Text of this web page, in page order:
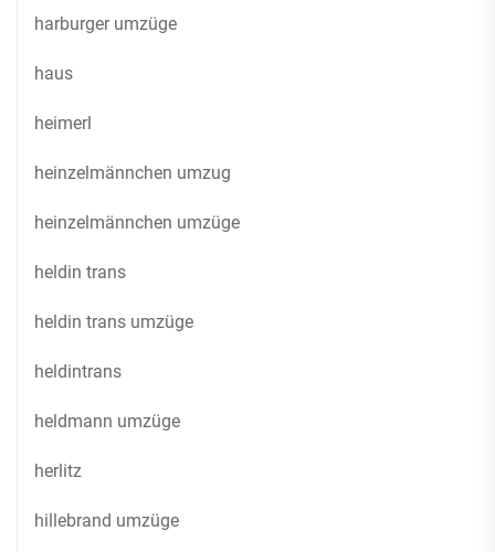
harburger umzüge
haus
heimerl
heinzelmännchen umzug
heinzelmännchen umzüge
heldin trans
heldin trans umzüge
heldintrans
heldmann umzüge
herlitz
hillebrand umzüge